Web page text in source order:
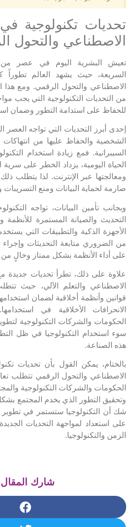
تحديات تكنولوجية
الاصطناعي والتحول
تعيش البشرية اليوم في عصر من
السريعة، حيث يشهد العالم تطوراً
الاصطناعي والتحول الرقمي. ومع هذا
من التحديات التكنولوجية التي يجب
للحفاظ على استدامة التطور وضمان
إحدى أبرز التحديات التي تواجه العصر
الشخصية والحفاظ عليها من انتهاكات
السيبرانية. فمع زيادة استخدام
الحياة اليومية، يزداد الخطر على سرية
ومعالجتها عبر الإنترنت. لذا يتطلب
صارمة لحماية البيانات ومنع التسريبات
وبجانب تأمين البيانات، تواجه
التحديث والصيانة المستمرة للأنظمة
الأجهزة الذكية والتطبيقات التي
من الضروري متابعة التحديثات وإجراء
على أداء الأنظمة بشكل ممتاز وخالٍ من
علاوة على ذلك، تطرأ تحديات جديدة مع
الاصطناعي والتعلم الآلي، حيث
قوانين وأنظمة أخلاقية لضمان
الانحرافات الأخلاقية في
الحكومات والشركات التكنولوجية
سوء استخدام التكنولوجيا في ظل
هذه الصناعة.
بالختام، يمكن القول بأن تحديات
الاصطناعي والتحول الرقمي تتطلب
الحكومات والشركات التكنولوجية
وتحقيق التطور الذي يخدم المجتمع
شك أن التكنولوجيا ستستمر في تطوير
على استعداد لمواجهة التحديات
الزمن والتكنولوجيا.
شارك